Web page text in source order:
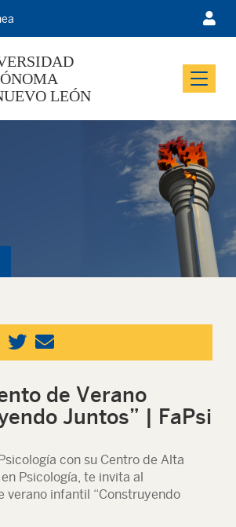
Menu
LEÓN
de Verano
Juntos” | FaPsi
con su Centro de Alta
Psicología, te invita al
verano infantil “Construyendo